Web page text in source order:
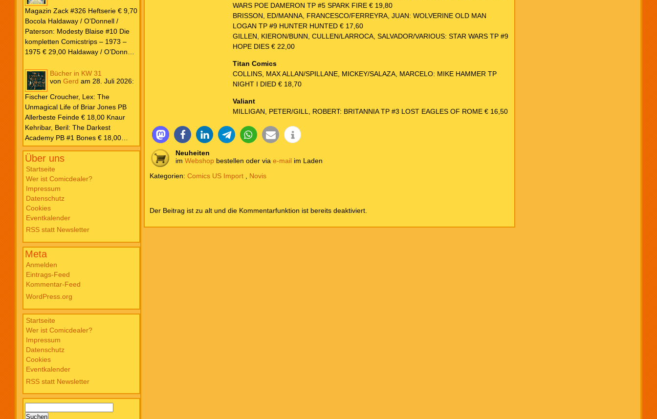
Magazin Zack #326 Heftserie € 9,70
Bocola Haldaway / O’Donnell /
Paterson: Modesty Blaise #10 Die
kompletten Comicstrips – 1973 –
1975 € 29,00 Haldaway / O’Donnell
kompletten Comicstrips – 1972 –
1973 € 29,00 Knesebeck Hendrix,
John: Die Weltenerschaffer Die
fantastische Freundschaft von C.S.
Lewis & J.R.R. Tolkien € 30,00
Weissblech Luba Wolfsschwanz #22
€ 4,90 Horror Schocker #81 € 4,90
Bücher in KW 31
von Gerd am 28. Juli 2026:
Fischer Croucher, Lex: The
Unmagical Life of Briar Jones PB
Allerbeste Feinde € 18,00 Knaur
Kehribar, Beril: The Darkest
Academy PB #1 Bones € 18,00
Lübbe Odette, Tessonja: Fair Isle
Trilogie PB #3 To Spark a Fae War €
18,00 Bramble Hardcover Priest: Lie
Huo Jiao Chou HC #1 Drowning
Sorrows in Raging Fire € 25,00
Carlsen Davon, Isla: Blackened
Blade PB #3 Of Blackened Blood €
18,00
Über uns
Startseite
Wer ist Comicdealer?
Impressum
Datenschutz
Cookies
Eventkalender
RSS statt Newsletter
Meta
Anmelden
Eintrags-Feed
Kommentar-Feed
WordPress.org
Startseite
Wer ist Comicdealer?
Impressum
Datenschutz
Cookies
Eventkalender
RSS statt Newsletter
nach:
WARS POE DAMERON TP #5 SPARK FIRE € 19,80
BRISSON, ED/MANNA, FRANCESCO/FERREYRA, JUAN: WOLVERINE OLD MAN
LOGAN TP #9 HUNTER HUNTED € 17,60
GILLEN, KIERON/BUNN, CULLEN/LARROCA, SALVADOR/VARIOUS: STAR WARS TP #9
HOPE DIES € 22,00
Titan Comics
COLLINS, MAX ALLAN/SPILLANE, MICKEY/SALAZA, MARCELO: MIKE HAMMER TP
NIGHT I DIED € 18,70
Valiant
MILLIGAN, PETER/GILL, ROBERT: BRITANNIA TP #3 LOST EAGLES OF ROME € 16,50
Neuheiten
imWebshop bestellen oder viae-mail im Laden
Kategorien:Comics US Import , Novis
Der Beitrag ist zu alt und die Kommentarfunktion ist bereits deaktiviert.